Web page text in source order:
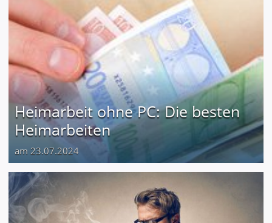
Heimarbeit ohne PC: Die besten
Heimarbeiten
am 23.07.2024